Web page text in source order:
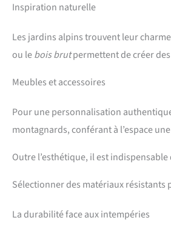
Inspiration naturelle
Les jardins alpins trouvent leur
ou lebois brutpermettent de créer
Meubles et accessoires
Pour une personnalisation
montagnards, conférant à l’espace
Outre l’esthétique, il est
Sélectionner des matériaux résistants
La durabilité face aux intempéries